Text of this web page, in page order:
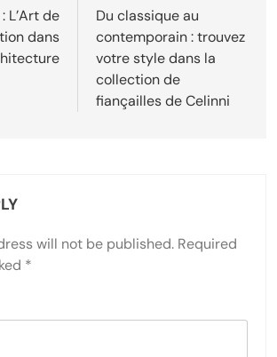
L’Art de
dans
Du classique au
contemporain : trouvez
votre style dans la
collection de
fiançailles de Celinni
will not be published. Required
*